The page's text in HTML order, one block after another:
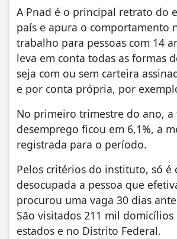
A Pnad é o principal retrato do
país e apura o comportamento
trabalho para pessoas com 14
leva em conta todas as formas
seja com ou sem carteira
e por conta própria, por
No primeiro trimestre do ano, a
desemprego ficou em 6,1%, a
registrada para o período.
Pelos critérios do instituto, só é
desocupada a pessoa que
procurou uma vaga 30 dias
São visitados 211 mil
estados e no Distrito Federal.